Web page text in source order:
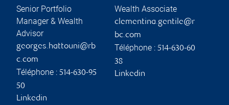
Senior Portfolio
Manager & Wealth
Advisor
georges.hattouni@rb
c.com
Téléphone : 514-630-95
50
Linkedin
Wealth Associate
clementina.gentile@r
bc.com
Téléphone : 514-630-60
38
Linkedin